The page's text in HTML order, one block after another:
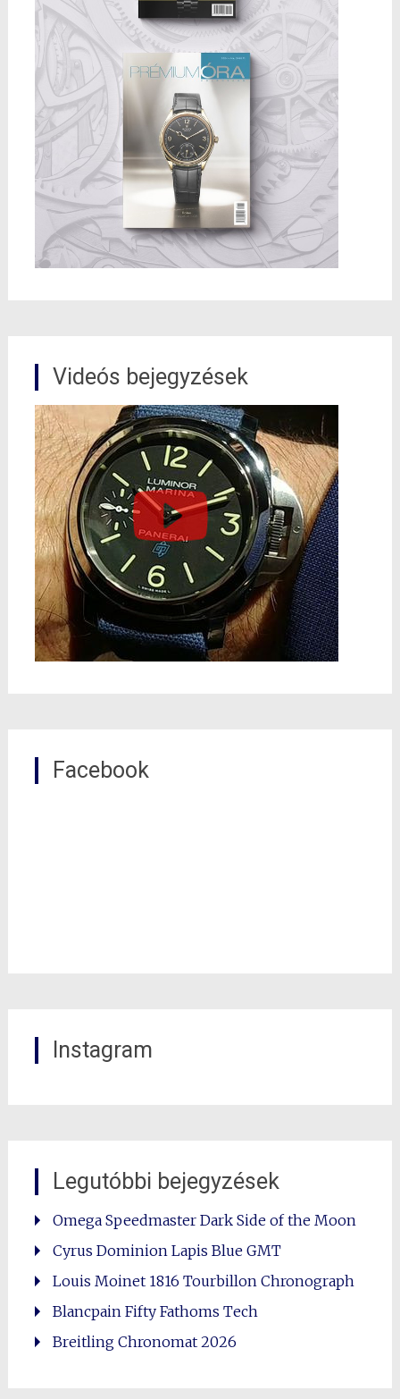
Videós bejegyzések
Facebook
Instagram
Legutóbbi bejegyzések
Omega Speedmaster Dark Side of the Moon
Cyrus Dominion Lapis Blue GMT
Louis Moinet 1816 Tourbillon Chronograph
Blancpain Fifty Fathoms Tech
Breitling Chronomat 2026